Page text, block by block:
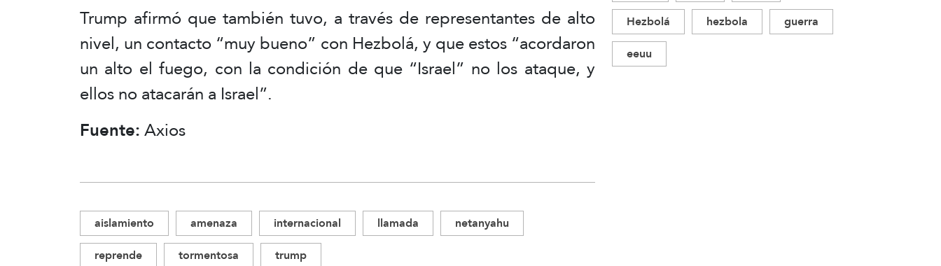
Trump afirmó que también tuvo, a través de representantes de alto
nivel, un contacto “muy bueno” con Hezbolá, y que estos “acordaron
un alto el fuego, con la condición de que “Israel” no los ataque, y
ellos no atacarán a Israel”.
Fuente:Axios
aislamiento amenaza internacional llamada
netanyahu
reprende
tormentosa trump
Hezbolá
hezbola
guerra
eeuu